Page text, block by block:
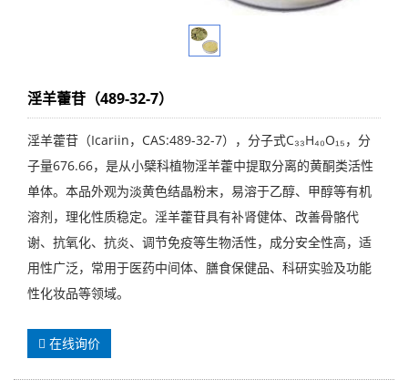
淫羊藿苷（489-32-7）
淫羊藿苷（Icariin，CAS:489-32-7），分子式C₃₃H₄₀O₁₅，分
子量676.66，是从小檗科植物淫羊藿中提取分离的黄酮类活性
单体。本品外观为淡黄色结晶粉末，易溶于乙醇、甲醇等有机
溶剂，理化性质稳定。淫羊藿苷具有补肾健体、改善骨骼代
谢、抗氧化、抗炎、调节免疫等生物活性，成分安全性高，适
用性广泛，常用于医药中间体、膳食保健品、科研实验及功能
性化妆品等领域。
在线询价